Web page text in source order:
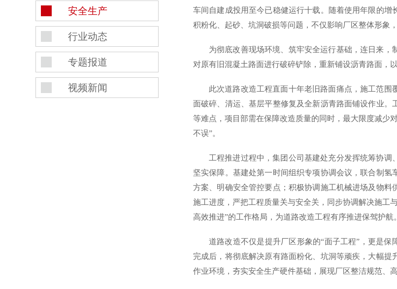
安全生产
行业动态
专题报道
视频新闻
车间自建成投用至今已稳健运行十载。随着使用年限的
积粉化、起砂、坑洞破损等问题，不仅影响厂区整体形象
为彻底改善现场环境、筑牢安全运行基础，连日来
对原有旧混凝土路面进行破碎铲除，重新铺设沥青路面，
此次道路改造工程直面十年老旧路面痛点，施工范
面破碎、清运、基层平整修复及全新沥青路面铺设作业
等难点，项目部需在保障改造质量的同时，最大限度减少
不误”。
工程推进过程中，集团公司基建处充分发挥统筹协
坚实保障。基建处第一时间组织专项协调会议，联合制
方案、明确安全管控要点；积极协调施工机械进场及物
施工进度，严把工程质量关与安全关，同步协调解决施工
高效推进”的工作格局，为道路改造工程有序推进保驾护航。
道路改造不仅是提升厂区形象的“面子工程”，更是
完成后，将彻底解决原有路面粉化、坑洞等顽疾，大幅
作业环境，夯实安全生产硬件基础，展现厂区整洁规范、